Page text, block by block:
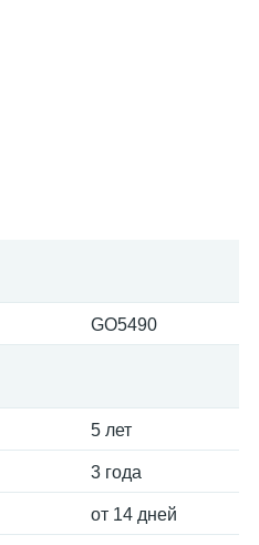
GO5490
5 лет
3 года
от 14 дней